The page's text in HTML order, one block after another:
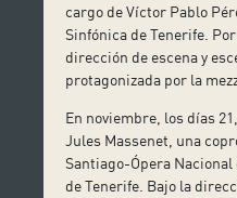
cargo de Víctor Pablo
Sinfónica de Tenerife.
dirección de escena y
protagonizada por la
En noviembre, los días
Jules Massenet, una
Santiago-Ópera Nacional
de Tenerife. Bajo la